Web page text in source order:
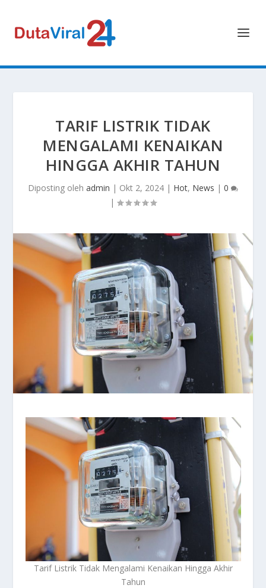
TARIF LISTRIK TIDAK
MENGALAMI KENAIKAN
HINGGA AKHIR TAHUN
Diposting oleh admin | Okt 2, 2024 | Hot, News | 0
|
Tarif Listrik Tidak Mengalami Kenaikan Hingga Akhir
Tahun